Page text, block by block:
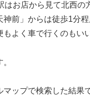
はお店から見て北西の
神前」からは徒歩1分
よく車で行くのもい
マップで検索した結果